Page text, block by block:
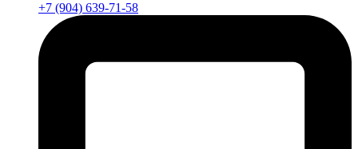
+7 (904) 639-71-58